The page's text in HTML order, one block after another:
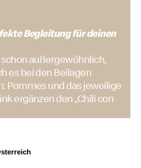
Begleitung für deinen
außergewöhnlich,
es bei den Beilagen
Pommes und das jeweilige
ergänzen den „Chili con